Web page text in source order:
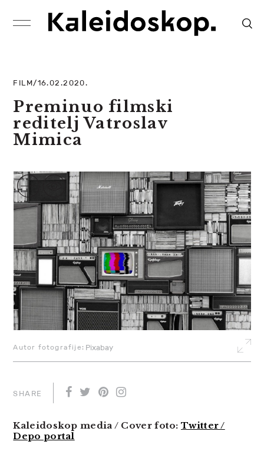
FILM/16.02.2020.
Preminuo filmski
reditelj Vatroslav
Mimica
Pixabay
Autor fotografije:
SHARE
Kaleidoskop media / Cover foto:Twitter /
Depo portal